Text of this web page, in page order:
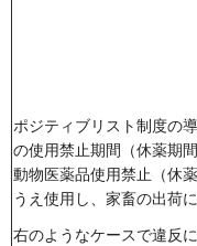
ポジティブリスト制度の
の使用禁止期間（休薬期
動物医薬品使用禁止（休
うえ使用し、家畜の出荷
右のようなケースで違反